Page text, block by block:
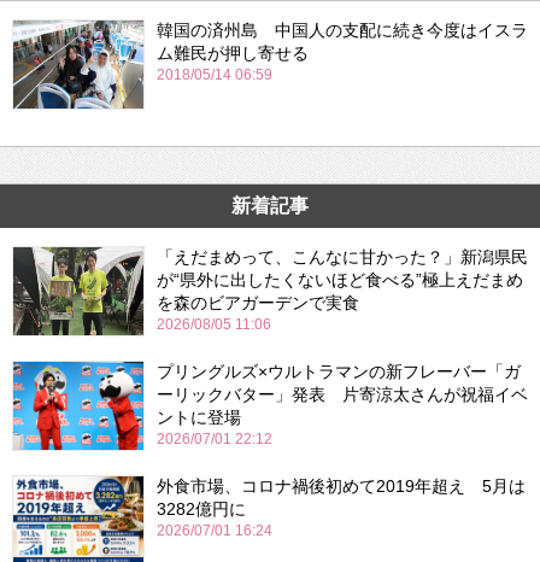
韓国の済州島 中国人の支配に続き今度はイスラ
ム難民が押し寄せる
2018/05/14 06:59
新着記事
「えだまめって、こんなに甘かった？」新潟県民
が“県外に出したくないほど食べる”極上えだまめ
を森のビアガーデンで実食
2026/08/05 11:06
プリングルズ×ウルトラマンの新フレーバー「ガ
ーリックバター」発表 片寄涼太さんが祝福イベ
ントに登場
2026/07/01 22:12
外食市場、コロナ禍後初めて2019年超え 5月は
3282億円に
2026/07/01 16:24